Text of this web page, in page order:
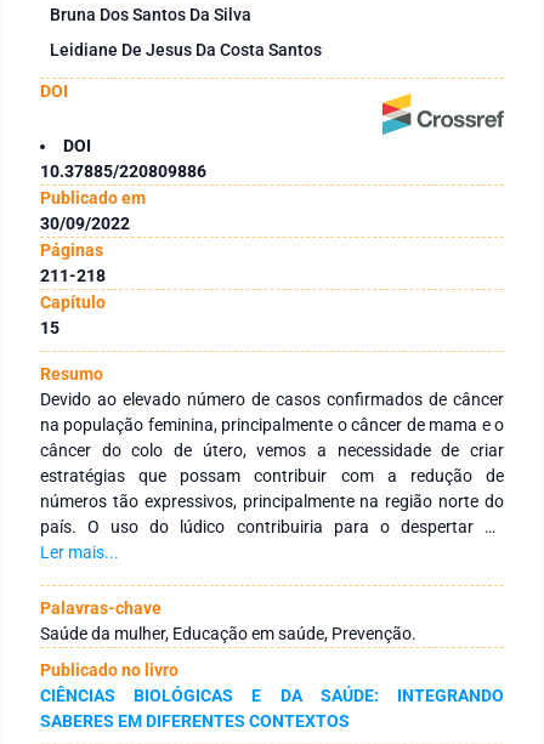
Bruna Dos Santos Da Silva
Leidiane De Jesus Da Costa Santos
DOI
DOI
10.37885/220809886
Publicado em
30/09/2022
Páginas
211-218
Capítulo
15
Resumo
Devido ao elevado número de casos confirmados de câncer
na população feminina, principalmente o câncer de mama e o
câncer do colo de útero, vemos a necessidade de criar
estratégias que possam contribuir com a redução de
números tão expressivos, principalmente na região norte do
país. O uso do lúdico contribuiria para o despertar do
autocuidado e sensibilização da população, visto que o lúdico
das pessoas, é capaz de repassar conhecimento. Este
trabalho objetivou mostrar a apropriação da atividade lúdica
pela equipe de saúde como ferramenta para abordar
educação em saúde na prevenção de câncer. É um estudo
descritivo, do tipo relato de experiência, a partir de uma ação
realizada por acadêmicos de cursos da saúde em uma
Ler mais...
Palavras-chave
Saúde da mulher, Educação em saúde, Prevenção.
Publicado no livro
CIÊNCIAS BIOLÓGICAS E DA SAÚDE: INTEGRANDO
SABERES EM DIFERENTES CONTEXTOS